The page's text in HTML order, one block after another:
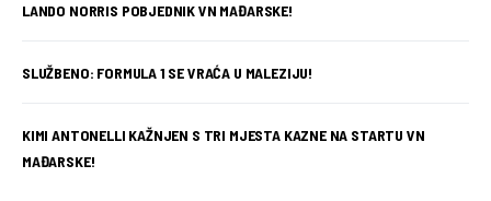
LANDO NORRIS POBJEDNIK VN MAĐARSKE!
SLUŽBENO: FORMULA 1 SE VRAĆA U MALEZIJU!
KIMI ANTONELLI KAŽNJEN S TRI MJESTA KAZNE NA STARTU VN
MAĐARSKE!